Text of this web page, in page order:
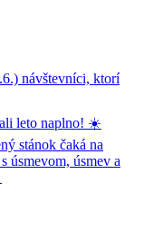
návštevníci, ktorí